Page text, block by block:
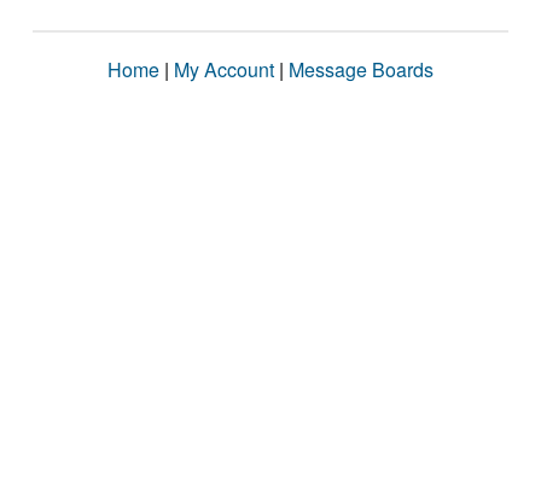
Home | My Account | Message Boards